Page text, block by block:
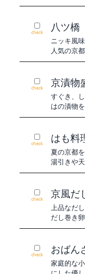
check 八ツ橋
ニッキ風
人気の京
check 京漬物
すぐき、
はの漬物
check はも料
夏の京都
湯引きや
check 京風だ
上品なだ
だし巻き
check おばん
家庭的な